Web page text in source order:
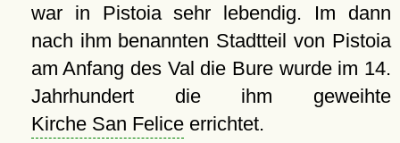
war in Pistoia sehr lebendig. Im dann
nach ihm benannten Stadtteil von Pistoia
am Anfang des Val die Bure wurde im 14.
Jahrhundert die ihm geweihte
Kirche San Feliceerrichtet.